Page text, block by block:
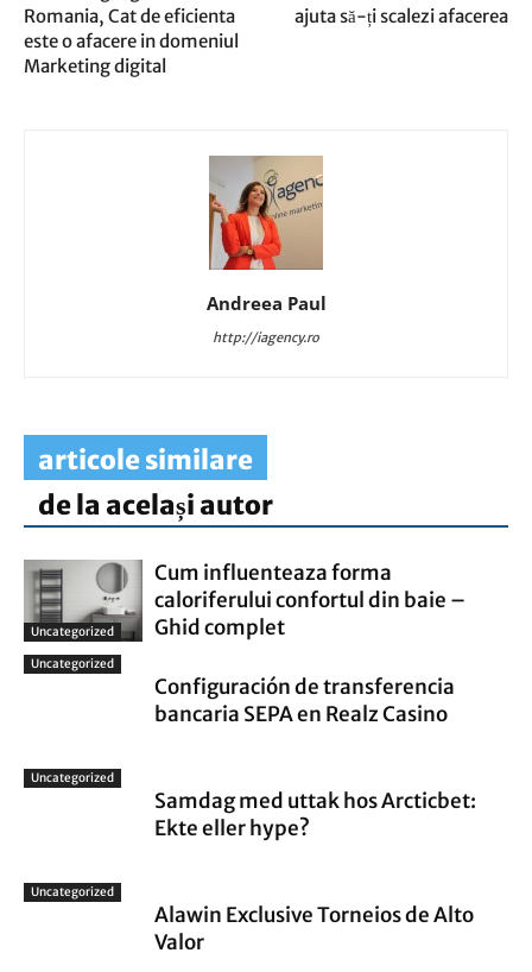
Romania, Cat de eficienta
este o afacere in domeniul
Marketing digital
ajuta să-ți scalezi afacerea
Andreea Paul
http://iagency.ro
articole similare
de la același autor
Uncategorized
Cum influenteaza forma
caloriferului confortul din baie –
Ghid complet
Uncategorized
Configuración de transferencia
bancaria SEPA en Realz Casino
Uncategorized
Samdag med uttak hos Arcticbet:
Ekte eller hype?
Uncategorized
Alawin Exclusive Torneios de Alto
Valor